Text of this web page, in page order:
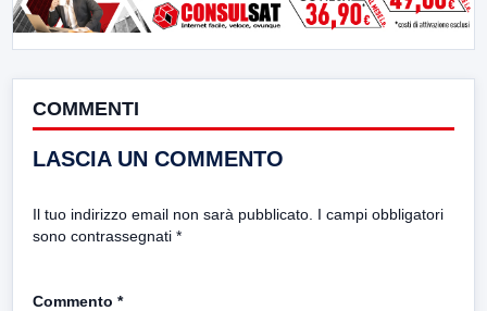
COMMENTI
LASCIA UN COMMENTO
Il tuo indirizzo email non sarà pubblicato. I campi obbligatori
sono contrassegnati *
Commento *